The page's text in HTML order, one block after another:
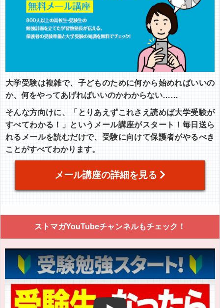
大学受験は複雑で、子どものために何から始めればいいの
か、何をやってあげればいいのかわからない……
そんな方向けに、「とりあえずこれさえ読めば大学受験が
すべてわかる！」というメール講座がスタート！毎日送ら
れるメールを読むだけで、受験に向けて保護者がやるべき
ことがすべてわかります。
メール講座の詳細を見る
ストマガYouTubeチャンネルもチェック！